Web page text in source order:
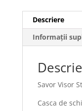
Descriere
Informații
Savor Visor
Casca de